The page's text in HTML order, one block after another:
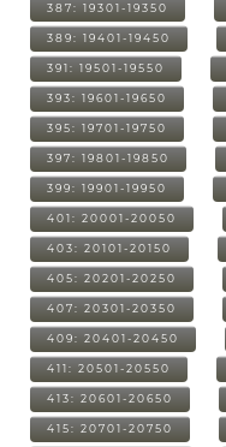
387: 19301-19350
389: 19401-19450
391: 19501-19550
393: 19601-19650
395: 19701-19750
397: 19801-19850
399: 19901-19950
401: 20001-20050
403: 20101-20150
405: 20201-20250
407: 20301-20350
409: 20401-20450
411: 20501-20550
413: 20601-20650
415: 20701-20750